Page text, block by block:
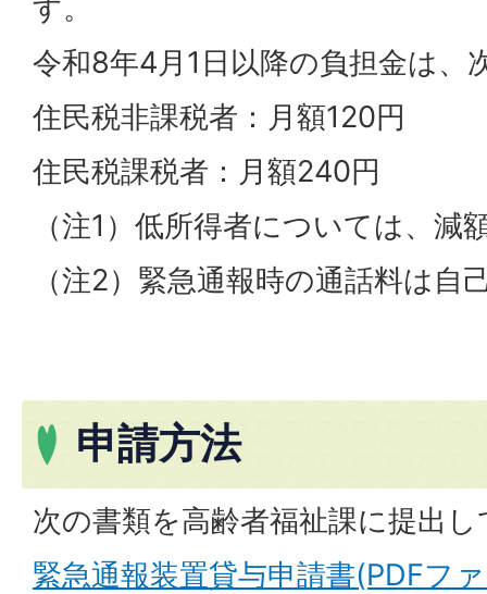
す。
令和8年4月1日以降の負担金は、
住民税非課税者：月額120円
住民税課税者：月額240円
（注1）低所得者については、減
（注2）緊急通報時の通話料は自
申請方法
次の書類を高齢者福祉課に提出
緊急通報装置貸与申請書(PDFフ